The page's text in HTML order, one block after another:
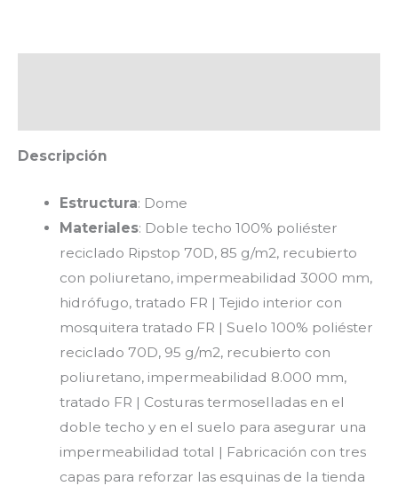
Descripción
Estructura: Dome
Materiales: Doble techo 100% poliéster
reciclado Ripstop 70D, 85 g/m2, recubierto
con poliuretano, impermeabilidad 3000 mm,
hidrófugo, tratado FR | Tejido interior con
mosquitera tratado FR | Suelo 100% poliéster
reciclado 70D, 95 g/m2, recubierto con
poliuretano, impermeabilidad 8.000 mm,
tratado FR | Costuras termoselladas en el
doble techo y en el suelo para asegurar una
impermeabilidad total | Fabricación con tres
capas para reforzar las esquinas de la tienda